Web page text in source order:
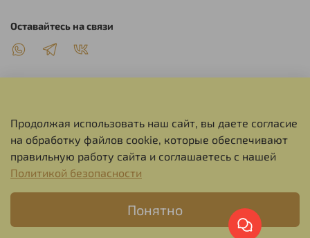
О НАС
СЕРВИС
Оставайтесь на связи
Продолжая использовать наш сайт, вы даете согласие
на обработку файлов cookie, которые обеспечивают
правильную работу сайта и соглашаетесь с нашей
Политикой безопасности
Понятно